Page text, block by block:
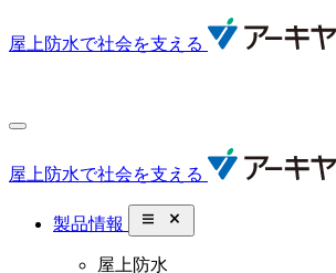
屋上防水で社会を支える
屋上防水で社会を支える
製品情報 close_small
屋上防水